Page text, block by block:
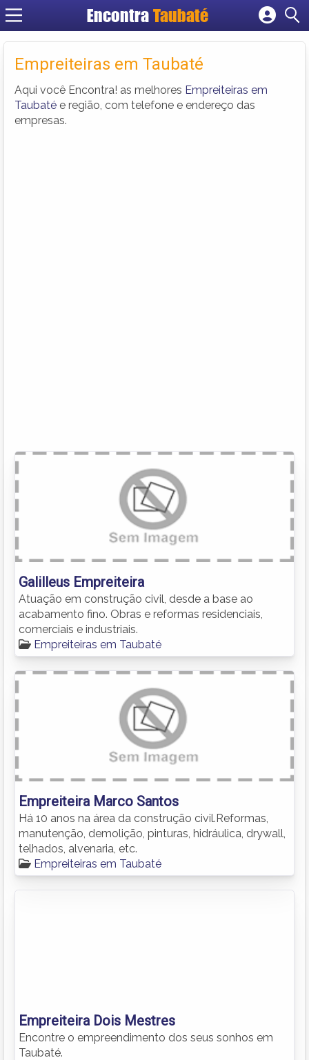
EncontraTaubaté
Cadastrar empresa
Criar conta
Empreiteiras em Taubaté
Aqui você Encontra! as melhores Empreiteiras em
Taubaté e região, com telefone e endereço das
empresas.
Galilleus Empreiteira
Atuação em construção civil, desde a base ao
acabamento fino. Obras e reformas residenciais,
comerciais e industriais.
Empreiteiras em Taubaté
Empreiteira Marco Santos
Há 10 anos na área da construção civil.Reformas,
manutenção, demolição, pinturas, hidráulica, drywall,
telhados, alvenaria, etc.
Empreiteiras em Taubaté
Empreiteira Dois Mestres
Encontre o empreendimento dos seus sonhos em
Taubaté.